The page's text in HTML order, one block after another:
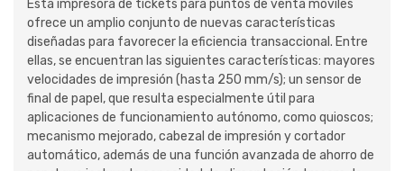
Esta impresora de tickets para puntos de venta móviles
ofrece un amplio conjunto de nuevas características
diseñadas para favorecer la eficiencia transaccional. Entre
ellas, se encuentran las siguientes características: mayores
velocidades de impresión (hasta 250 mm/s); un sensor de
final de papel, que resulta especialmente útil para
aplicaciones de funcionamiento autónomo, como quioscos;
mecanismo mejorado, cabezal de impresión y cortador
automático, además de una función avanzada de ahorro de